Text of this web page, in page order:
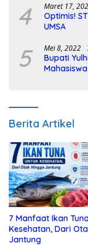
4 Maret 17,
Optimis!
UMSA
5 Mei 8, 2022
Bupati
Berita Artikel
7 Manfaat Ikan
Kesehatan, Dari
Jantung